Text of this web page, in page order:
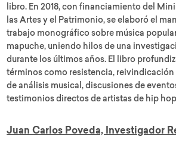
libro. En 2018, con financiamiento del
las Artes y el Patrimonio, se elaboró el
trabajo monográfico sobre música
mapuche, uniendo hilos de una
durante los últimos años. El libro
términos como resistencia, reivindicación
de análisis musical, discusiones de
testimonios directos de artistas de hip
Juan Carlos Poveda, Investigador